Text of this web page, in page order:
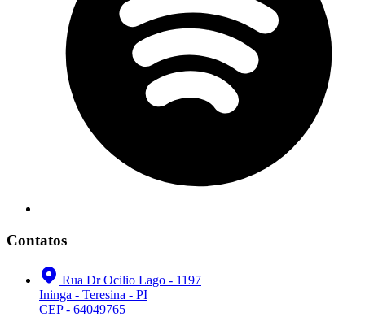
Contatos
Rua Dr Ocilio Lago - 1197
Ininga - Teresina - PI
CEP - 64049765